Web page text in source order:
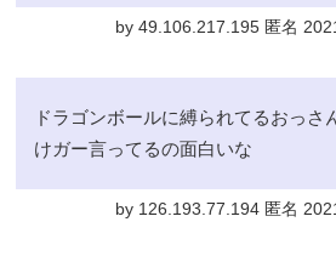
by 49.106.217.195 匿名
ドラゴンボールに縛られてるおっさ
けガー言ってるの面白いな
by 126.193.77.194 匿名